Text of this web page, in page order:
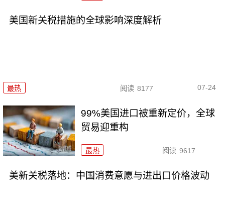
美国新关税措施的全球影响深度解析
最热 阅读 8177 07-24
99%美国进口被重新定价，全球
贸易迎重构
最热 阅读 9617
美新关税落地：中国消费意愿与进出口价格波动